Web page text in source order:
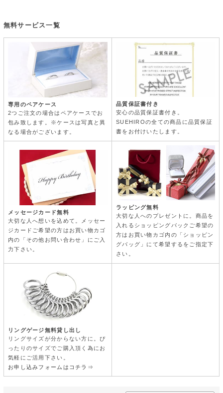
無料サービス一覧
専用のペアケース
2つご注文の場合はペアケースでお
包み致します。※ケースは写真と異
なる場合がございます。
品質保証書付き
安心の品質保証書付き。
SUEHIROの全ての商品に品質保証
書をお付けいたします。
メッセージカード無料
大切な人へ想いを込めて。メッセー
ジカードご希望の方はお買い物カゴ
内の「その他お問い合わせ」にご入
力下さい。
ラッピング無料
大切な人へのプレゼントに。商品を
入れるショッピングバックご希望の
方はお買い物カゴ内の「ショッピン
グバッグ」にて希望するをご指定下
さい。
リングゲージ無料貸し出し
リングサイズが分からない方に。ぴ
ったりのサイズでご購入頂く為にお
気軽にご活用下さい。
お申し込みフォームはコチラ⇒